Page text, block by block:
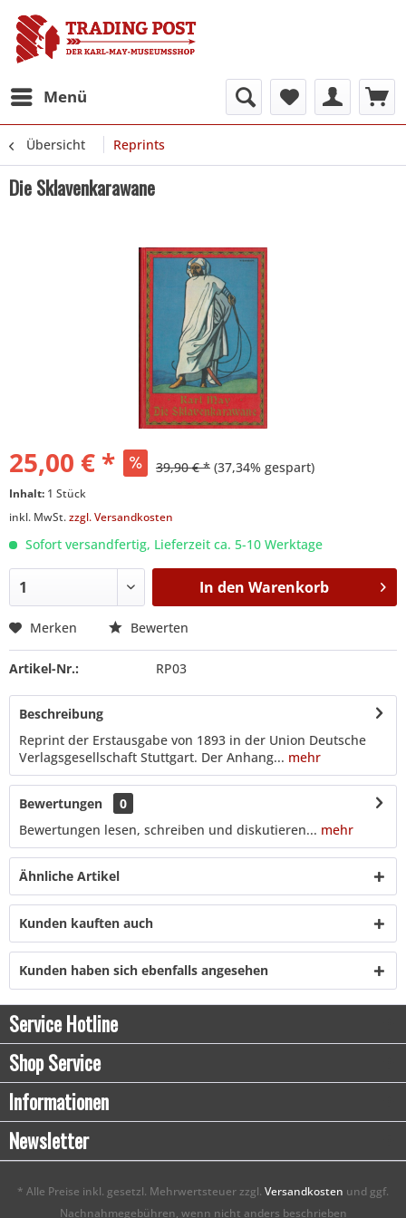
Menü
Übersicht Reprints
Die Sklavenkarawane
25,00 € * 39,90 € * (37,34% gespart)
Inhalt: 1 Stück
inkl. MwSt.zzgl. Versandkosten
Sofort versandfertig, Lieferzeit ca. 5-10 Werktage
In den Warenkorb
Merken Bewerten
Artikel-Nr.: RP03
Beschreibung
Reprint der Erstausgabe von 1893 in der Union Deutsche
Verlagsgesellschaft Stuttgart. Der Anhang... mehr
Bewertungen
0
Bewertungen lesen, schreiben und diskutieren... mehr
Ähnliche Artikel
Kunden kauften auch
Kunden haben sich ebenfalls angesehen
Service Hotline
Shop Service
Informationen
Newsletter
* Alle Preise inkl. gesetzl. Mehrwertsteuer zzgl. Versandkosten und ggf.
Nachnahmegebühren, wenn nicht anders beschrieben